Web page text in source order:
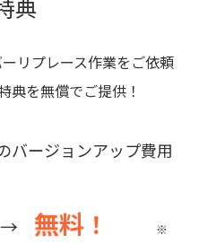
典
リプレース作業をご依頼
典を無償でご提供！
バージョンアップ費用
→ 無料 ！ ※